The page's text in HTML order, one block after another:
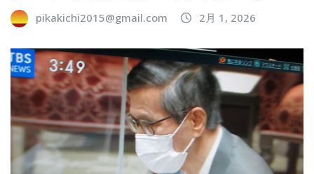
pikakichi2015@gmail.com 2月 1, 2026